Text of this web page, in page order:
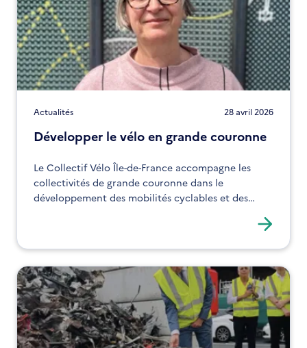
Actualités 28 avril 2026
Développer le vélo en grande couronne
Le Collectif Vélo Île-de-France accompagne les
collectivités de grande couronne dans le
développement des mobilités cyclables et des